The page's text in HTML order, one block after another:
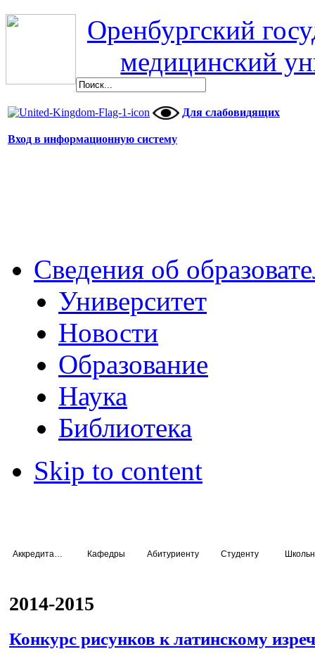
Оренбургский
медицинский
Для слабовидящих
Вход в информационную систему
Сведения об
Университет
Новости
Образование
Наука
Библиотека
Skip to content
Кафедры Абитуриенту Студенту
2014-2015
Конкурс рисунков к латинскому